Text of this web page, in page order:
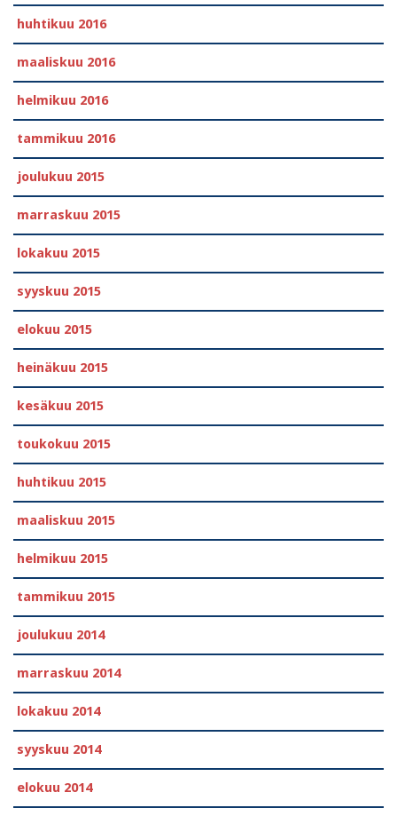
huhtikuu 2016
maaliskuu 2016
helmikuu 2016
tammikuu 2016
joulukuu 2015
marraskuu 2015
lokakuu 2015
syyskuu 2015
elokuu 2015
heinäkuu 2015
kesäkuu 2015
toukokuu 2015
huhtikuu 2015
maaliskuu 2015
helmikuu 2015
tammikuu 2015
joulukuu 2014
marraskuu 2014
lokakuu 2014
syyskuu 2014
elokuu 2014